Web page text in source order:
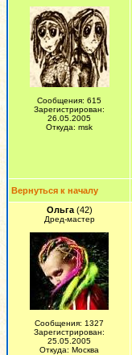
Сообщения: 615
Зарегистрирован:
26.05.2005
Откуда: msk
Вернуться к началу
Ольга(42)
Дред-мастер
Сообщения: 1327
Зарегистрирован:
25.05.2005
Откуда: Москва